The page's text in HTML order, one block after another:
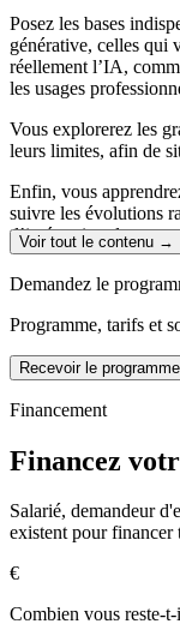
Assurer la
confidentialité
Intégrer l’IA
productivité
Appliquer une
analyser et
Posez les bases
générative, celles qui
réellement l’IA,
les usages
Vous explorerez les
leurs limites, afin de
Enfin, vous
suivre les évolutions
d’intégration dans
PROMPT
Avant de passer à la
fonctionnement des
productivité et
Ce module vous
adaptés et à exploiter
Vous serez initié au
fiables.
Enfin, vous
intégrant les enjeux
Voir tout le contenu →
Demandez le
Programme, tarifs et
Recevoir le
Financement
Financez
Salarié, demandeur
existent pour financer
€
Combien vous reste-